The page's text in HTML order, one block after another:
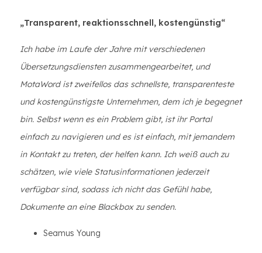
„Transparent, reaktionsschnell, kostengünstig“
Ich habe im Laufe der Jahre mit verschiedenen
Übersetzungsdiensten zusammengearbeitet, und
MotaWord ist zweifellos das schnellste, transparenteste
und kostengünstigste Unternehmen, dem ich je begegnet
bin. Selbst wenn es ein Problem gibt, ist ihr Portal
einfach zu navigieren und es ist einfach, mit jemandem
in Kontakt zu treten, der helfen kann. Ich weiß auch zu
schätzen, wie viele Statusinformationen jederzeit
verfügbar sind, sodass ich nicht das Gefühl habe,
Dokumente an eine Blackbox zu senden.
Seamus Young